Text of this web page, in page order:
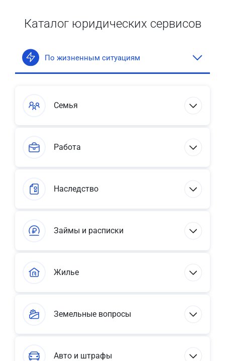
Каталог юридических сервисов
По жизненным ситуациям
Семья
Работа
Наследство
Займы и расписки
Жилье
Земельные вопросы
Авто и штрафы